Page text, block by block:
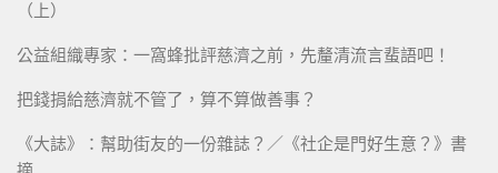
（上）
公益組織專家：一窩蜂批評慈濟之前，先釐清流言蜚語吧！
把錢捐給慈濟就不管了，算不算做善事？
《大誌》：幫助街友的一份雜誌？／《社企是門好生意？》書